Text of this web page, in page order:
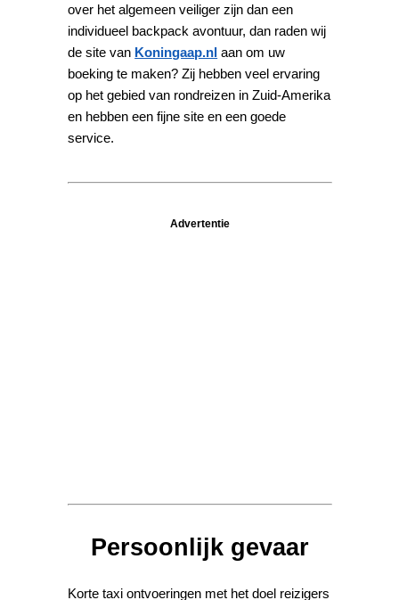
over het algemeen veiliger zijn dan een
individueel backpack avontuur, dan raden wij
de site van Koningaap.nl aan om uw
boeking te maken? Zij hebben veel ervaring
op het gebied van rondreizen in Zuid-Amerika
en hebben een fijne site en een goede
service.
Advertentie
Persoonlijk gevaar
Korte taxi ontvoeringen met het doel reizigers